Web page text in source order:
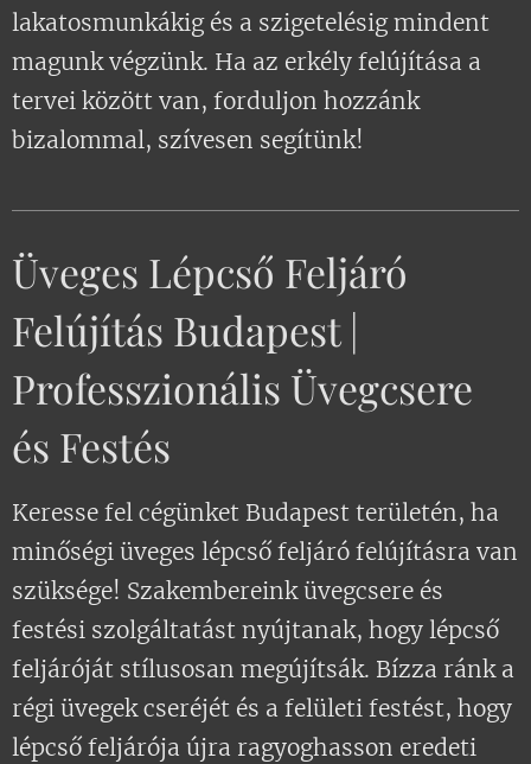
lakatosmunkákig és a szigetelésig mindent
magunk végzünk. Ha az erkély felújítása a
tervei között van, forduljon hozzánk
bizalommal, szívesen segítünk!
Üveges Lépcső Feljáró
Felújítás Budapest |
Professzionális Üvegcsere
és Festés
Keresse fel cégünket Budapest területén, ha
minőségi üveges lépcső feljáró felújításra van
szüksége! Szakembereink üvegcsere és
festési szolgáltatást nyújtanak, hogy lépcső
feljáróját stílusosan megújítsák. Bízza ránk a
régi üvegek cseréjét és a felületi festést, hogy
lépcső feljárója újra ragyoghasson eredeti